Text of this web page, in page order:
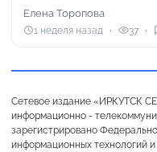
Елена Торопова
1 неделя назад 37
Сетевое издание «ИРКУТСК
информационно -
зарегистрировано
информационных технологий